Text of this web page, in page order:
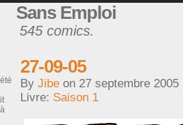
Sans Emploi
545 comics.
27-09-05
By Jibe on 27 septembre 2005
Livre: Saison 1